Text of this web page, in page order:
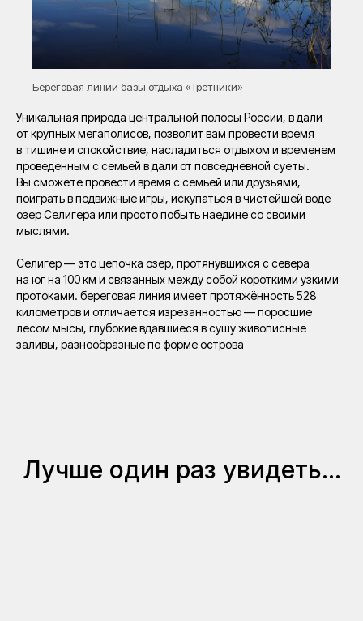
Береговая линии базы отдыха «Третники»
Уникальная природа центральной полосы России, в дали
от крупных мегаполисов, позволит вам провести время
в тишине и спокойствие, насладиться отдыхом и временем
проведенным с семьей в дали от повседневной суеты.
Вы сможете провести время с семьей или друзьями,
поиграть в подвижные игры, искупаться в чистейшей воде
озер Селигера или просто побыть наедине со своими
мыслями.
Селигер — это цепочка озёр, протянувшихся с севера
на юг на 100 км и связанных между собой короткими узкими
протоками. береговая линия имеет протяжённость 528
километров и отличается изрезанностью — поросшие
лесом мысы, глубокие вдавшиеся в сушу живописные
заливы, разнообразные по форме острова
Лучше один раз увидеть...